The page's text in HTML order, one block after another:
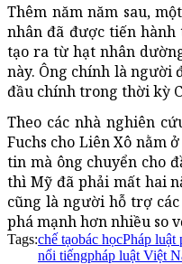
Thêm năm năm sau,
nhân đã được tiến
tạo ra từ hạt nhân
này. Ông chính là người
đầu chính trong thời kỳ
Theo các nhà nghiên
Fuchs cho Liên Xô nằm
tin mà ông chuyển cho
thì Mỹ đã phải mất hai
cũng là người hỗ trợ
phá mạnh hơn nhiều so
Tags:chế tạobác họcPháp luật
nổi tiếngpháp luật Việt